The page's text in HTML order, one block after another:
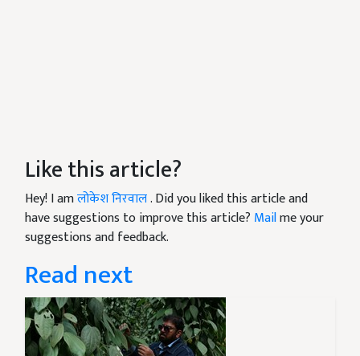
Like this article?
Hey! I amलोकेश निरवाल. Did you liked this article and
have suggestions to improve this article? Mailme your
suggestions and feedback.
Read next